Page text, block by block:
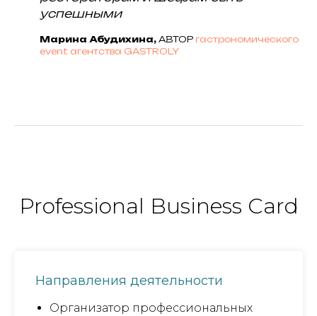
успешными
Марина Абудихина, АВТОР гастрономического
event агентства GASTROLY
Professional Business Card
Направления деятельности
Организатор профессиональных